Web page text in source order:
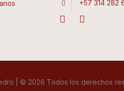
+57 314 282
| © 2026 Todos los derechos